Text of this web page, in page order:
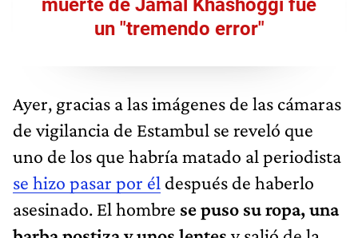
un "tremendo error"
Ayer, gracias a las imágenes de las cámaras
de vigilancia de Estambul se reveló que
uno de los que habría matado al periodista
se hizo pasar por él después de haberlo
asesinado. El hombre se puso su ropa, una